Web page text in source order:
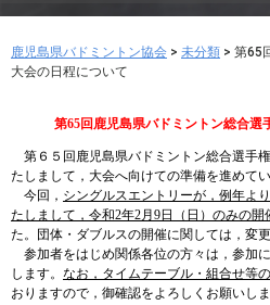
鹿児島県バドミントン協会 > 未分類 > 第65
大会の日程について
第65回鹿児島県バドミントン総合選
第６５回鹿児島県バドミントン総合選手
たしまして，大会へ向けての準備を進めてい
今回， シングルスエントリーが，例年よ
たしまして，令和2年2月 9日（日）のみの開
た。団体・ダブルスの開催に関しては，変更
参加者をはじめ関係各位の方々は，参加
します。 なお，タイムテーブル・組合せ等の
おりますので，御確認をよろしくお願いしま